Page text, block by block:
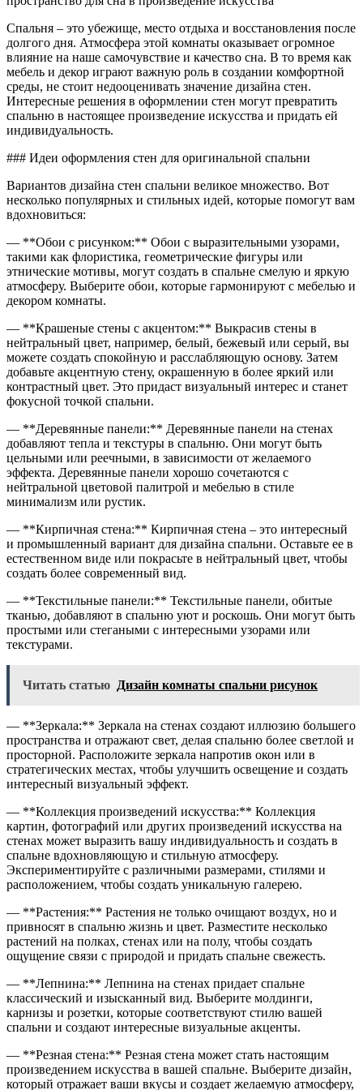
Спальня – это убежище, место отдыха и восстановления после
долгого дня. Атмосфера этой комнаты оказывает огромное
влияние на наше самочувствие и качество сна. В то время как
мебель и декор играют важную роль в создании комфортной
среды, не стоит недооценивать значение дизайна стен.
Интересные решения в оформлении стен могут превратить
спальню в настоящее произведение искусства и придать ей
индивидуальность.
### Идеи оформления стен для оригинальной спальни
Вариантов дизайна стен спальни великое множество. Вот
несколько популярных и стильных идей, которые помогут вам
вдохновиться:
— **Обои с рисунком:** Обои с выразительными узорами,
такими как флористика, геометрические фигуры или
этнические мотивы, могут создать в спальне смелую и яркую
атмосферу. Выберите обои, которые гармонируют с мебелью и
декором комнаты.
— **Крашеные стены с акцентом:** Выкрасив стены в
нейтральный цвет, например, белый, бежевый или серый, вы
можете создать спокойную и расслабляющую основу. Затем
добавьте акцентную стену, окрашенную в более яркий или
контрастный цвет. Это придаст визуальный интерес и станет
фокусной точкой спальни.
— **Деревянные панели:** Деревянные панели на стенах
добавляют тепла и текстуры в спальню. Они могут быть
цельными или реечными, в зависимости от желаемого
эффекта. Деревянные панели хорошо сочетаются с
нейтральной цветовой палитрой и мебелью в стиле
минимализм или рустик.
— **Кирпичная стена:** Кирпичная стена – это интересный
и промышленный вариант для дизайна спальни. Оставьте ее в
естественном виде или покрасьте в нейтральный цвет, чтобы
создать более современный вид.
— **Текстильные панели:** Текстильные панели, обитые
тканью, добавляют в спальню уют и роскошь. Они могут быть
простыми или стегаными с интересными узорами или
текстурами.
Читать статью Дизайн комнаты спальни рисунок
— **Зеркала:** Зеркала на стенах создают иллюзию большего
пространства и отражают свет, делая спальню более светлой и
просторной. Расположите зеркала напротив окон или в
стратегических местах, чтобы улучшить освещение и создать
интересный визуальный эффект.
— **Коллекция произведений искусства:** Коллекция
картин, фотографий или других произведений искусства на
стенах может выразить вашу индивидуальность и создать в
спальне вдохновляющую и стильную атмосферу.
Экспериментируйте с различными размерами, стилями и
расположением, чтобы создать уникальную галерею.
— **Растения:** Растения не только очищают воздух, но и
привносят в спальню жизнь и цвет. Разместите несколько
растений на полках, стенах или на полу, чтобы создать
ощущение связи с природой и придать спальне свежесть.
— **Лепнина:** Лепнина на стенах придает спальне
классический и изысканный вид. Выберите молдинги,
карнизы и розетки, которые соответствуют стилю вашей
спальни и создают интересные визуальные акценты.
— **Резная стена:** Резная стена может стать настоящим
произведением искусства в вашей спальне. Выберите дизайн,
который отражает ваши вкусы и создает желаемую атмосферу,